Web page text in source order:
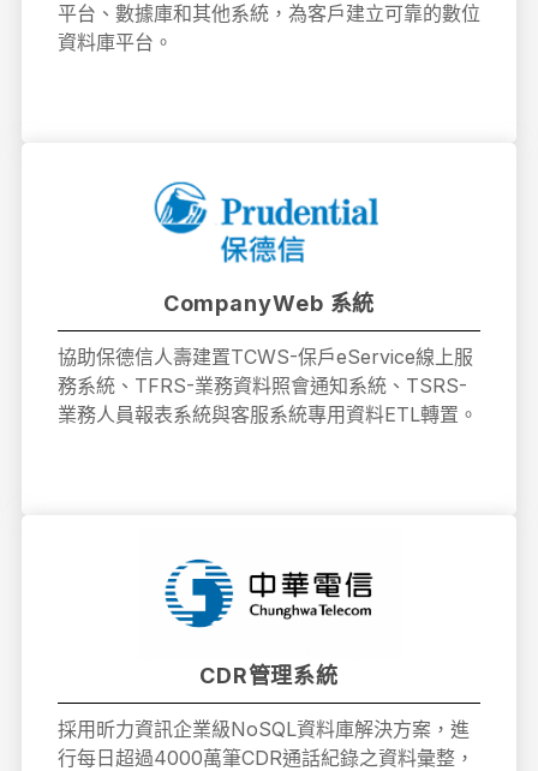
平台、數據庫和其他系統，為客戶建立可靠的數位
資料庫平台。
CompanyWeb 系統
協助保德信人壽建置TCWS-保戶eService線上服
務系統、TFRS-業務資料照會通知系統、TSRS-
業務人員報表系統與客服系統專用資料ETL轉置。
CDR管理系統
採用昕力資訊企業級NoSQL資料庫解決方案，進
行每日超過4000萬筆CDR通話紀錄之資料彙整，